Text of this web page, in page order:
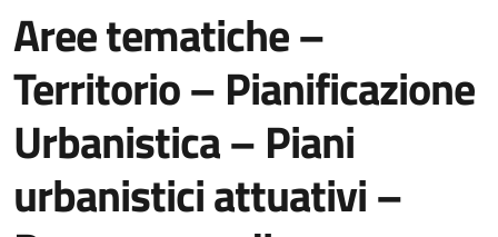
Aree tematiche –
Territorio – Pianificazione
Urbanistica – Piani
urbanistici attuativi –